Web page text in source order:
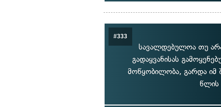
#333
სავალდებულოა თუ
გადაყვანისას
მოწყობილობა, გარდა იმ
წლის